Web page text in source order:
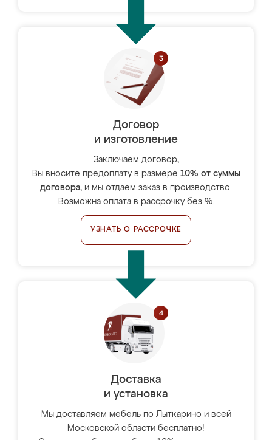
Договор
и изготовление
Заключаем договор,
Вы вносите предоплату в размере 10% от суммы
договора, и мы отдаём заказ в производство.
Возможна оплата в рассрочку без %.
УЗНАТЬ О РАССРОЧКЕ
Доставка
и установка
Мы доставляем мебель по Лыткарино и всей
Московской области бесплатно!